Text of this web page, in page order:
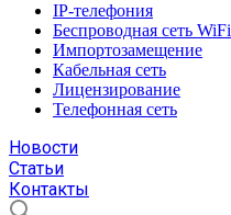
IP-телефония
Беспроводная сеть WiFi
Импортозамещение
Кабельная сеть
Лицензирование
Телефонная сеть
Новости
Статьи
Контакты